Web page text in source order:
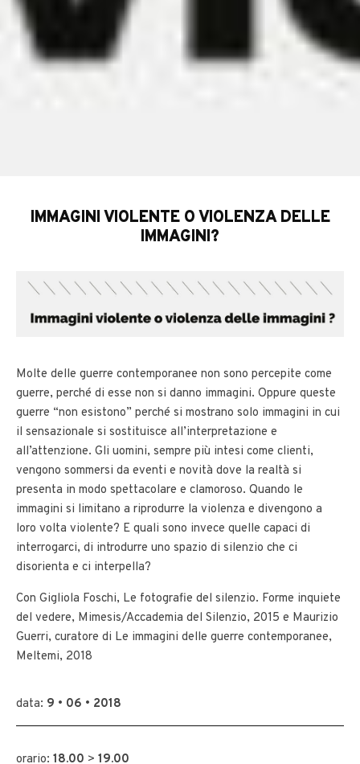
IMMAGINI VIOLENTE O VIOLENZA DELLE
IMMAGINI?
Molte delle guerre contemporanee non sono percepite come
guerre, perché di esse non si danno immagini. Oppure queste
guerre “non esistono” perché si mostrano solo immagini in cui
il sensazionale si sostituisce all’interpretazione e
all’attenzione. Gli uomini, sempre più intesi come clienti,
vengono sommersi da eventi e novità dove la realtà si
presenta in modo spettacolare e clamoroso. Quando le
immagini si limitano a riprodurre la violenza e divengono a
loro volta violente? E quali sono invece quelle capaci di
interrogarci, di introdurre uno spazio di silenzio che ci
disorienta e ci interpella?
Con Gigliola Foschi, Le fotografie del silenzio. Forme inquiete
del vedere, Mimesis/Accademia del Silenzio, 2015 e Maurizio
Guerri, curatore di Le immagini delle guerre contemporanee,
Meltemi, 2018
data: 9 • 06 • 2018
orario: 18.00 > 19.00